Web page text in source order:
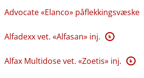
Advocate «Elanco» påflekkingsvæske
Alfadexx vet. «Alfasan» inj. K
Alfax Multidose vet. «Zoetis» inj. K